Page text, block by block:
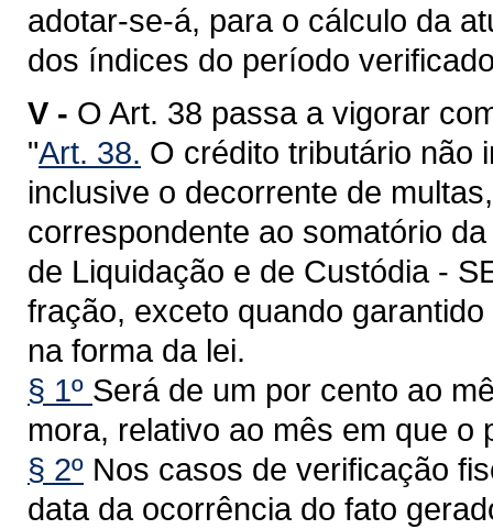
adotar-se-á, para o cálculo da
dos índices do período
V - O Art. 38 passa a vigorar
"Art. 38. O crédito tributário não
inclusive o decorrente de
correspondente ao somatório
de Liquidação e de Custódia -
fração, exceto quando
na forma da lei.
§ 1º Será de um por cento ao
mora, relativo ao mês em que o
§ 2º Nos casos de verificação
data da ocorrência do fato